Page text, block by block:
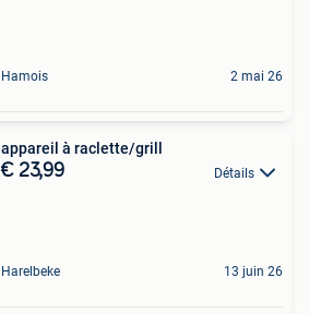
Hamois 2 mai 26
appareil à raclette/grill
€ 23,99 Détails
Harelbeke 13 juin 26